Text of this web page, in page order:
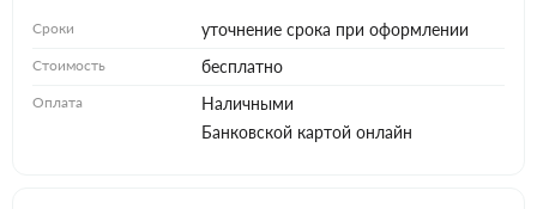
Сроки уточнение срока при оформлении
Стоимость бесплатно
Оплата
Наличными
Банковской картой онлайн